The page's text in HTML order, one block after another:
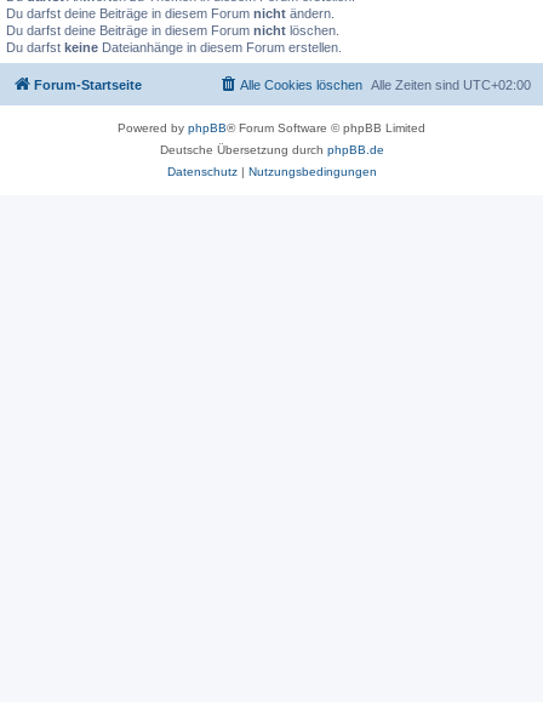
Du darfst deine Beiträge in diesem Forum nicht ändern.
Du darfst deine Beiträge in diesem Forum nicht löschen.
Du darfst keine Dateianhänge in diesem Forum erstellen.
Forum-Startseite Alle Zeiten sind UTC+02:00
Alle Cookies löschen
Powered by phpBB® Forum Software © phpBB Limited
Deutsche Übersetzung durch phpBB.de
Datenschutz| Nutzungsbedingungen